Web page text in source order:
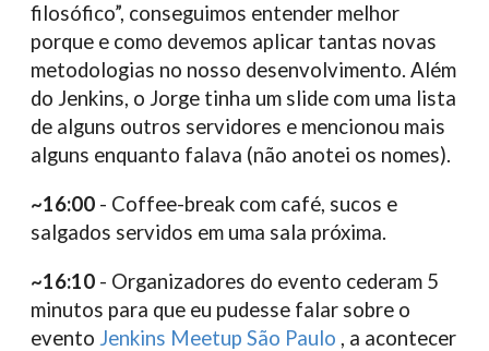
filosófico”, conseguimos entender melhor
porque e como devemos aplicar tantas novas
metodologias no nosso desenvolvimento. Além
do Jenkins, o Jorge tinha um slide com uma lista
de alguns outros servidores e mencionou mais
alguns enquanto falava (não anotei os nomes).
~16:00 - Coffee-break com café, sucos e
salgados servidos em uma sala próxima.
~16:10 - Organizadores do evento cederam 5
minutos para que eu pudesse falar sobre o
evento Jenkins Meetup São Paulo , a acontecer